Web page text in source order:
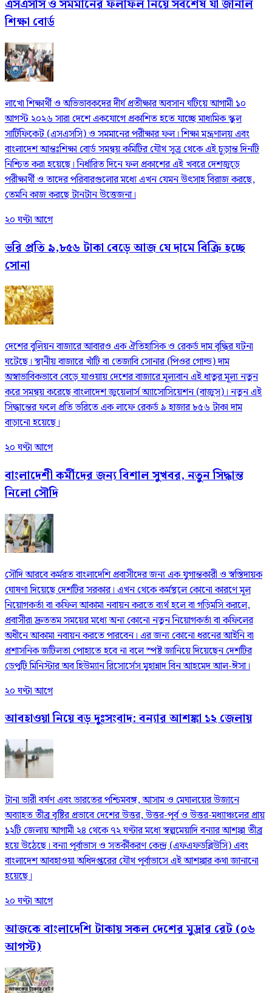
এসএসসি ও সমমানের ফলাফল নিয়ে সর্বশেষ যা জানাল
শিক্ষা বোর্ড
লাখো শিক্ষার্থী ও অভিভাবকদের দীর্ঘ প্রতীক্ষার অবসান ঘটিয়ে আগামী ১০
আগস্ট ২০২৬ সারা দেশে একযোগে প্রকাশিত হতে যাচ্ছে মাধ্যমিক স্কুল
সার্টিফিকেট (এসএসসি) ও সমমানের পরীক্ষার ফল। শিক্ষা মন্ত্রণালয় এবং
বাংলাদেশ আন্তঃশিক্ষা বোর্ড সমন্বয় কমিটির যৌথ সূত্র থেকে এই চূড়ান্ত দিনটি
নিশ্চিত করা হয়েছে। নির্ধারিত দিনে ফল প্রকাশের এই খবরে দেশজুড়ে
পরীক্ষার্থী ও তাদের পরিবারগুলোর মধ্যে এখন যেমন উৎসাহ বিরাজ করছে,
তেমনি কাজ করছে টানটান উত্তেজনা।
২০ ঘণ্টা আগে
ভরি প্রতি ৯,৮৫৬ টাকা বেড়ে আজ যে দামে বিক্রি হচ্ছে
সোনা
দেশের বুলিয়ন বাজারে আবারও এক ঐতিহাসিক ও রেকর্ড দাম বৃদ্ধির ঘটনা
ঘটেছে। স্থানীয় বাজারে খাঁটি বা তেজাবি সোনার (পিওর গোল্ড) দাম
অস্বাভাবিকভাবে বেড়ে যাওয়ায় দেশের বাজারে মূল্যবান এই ধাতুর মূল্য নতুন
করে সমন্বয় করেছে বাংলাদেশ জুয়েলার্স অ্যাসোসিয়েশন (বাজুস)। নতুন এই
সিদ্ধান্তের ফলে প্রতি ভরিতে এক লাফে রেকর্ড ৯ হাজার ৮৫৬ টাকা দাম
বাড়ানো হয়েছে।
২০ ঘণ্টা আগে
বাংলাদেশী কর্মীদের জন্য বিশাল সুখবর, নতুন সিদ্ধান্ত
নিলো সৌদি
সৌদি আরবে কর্মরত বাংলাদেশি প্রবাসীদের জন্য এক যুগান্তকারী ও স্বস্তিদায়ক
ঘোষণা দিয়েছে দেশটির সরকার। এখন থেকে কর্মস্থলে কোনো কারণে মূল
নিয়োগকর্তা বা কফিল আকামা নবায়ন করতে ব্যর্থ হলে বা গড়িমসি করলে,
প্রবাসীরা দ্রুততম সময়ের মধ্যে অন্য কোনো নতুন নিয়োগকর্তা বা কফিলের
অধীনে আকামা নবায়ন করতে পারবেন। এর জন্য কোনো ধরনের আইনি বা
প্রশাসনিক জটিলতা পোহাতে হবে না বলে স্পষ্ট জানিয়ে দিয়েছেন দেশটির
ডেপুটি মিনিস্টার অব হিউম্যান রিসোর্সেস মুহান্নাদ বিন আহমেদ আল-ঈসা।
২০ ঘণ্টা আগে
আবহাওয়া নিয়ে বড় দুঃসংবাদ: বন্যার আশঙ্কা ১২ জেলায়
টানা ভারী বর্ষণ এবং ভারতের পশ্চিমবঙ্গ, আসাম ও মেঘালয়ের উজানে
অব্যাহত তীব্র বৃষ্টির প্রভাবে দেশের উত্তর, উত্তর-পূর্ব ও উত্তর-মধ্যাঞ্চলের প্রায়
১২টি জেলায় আগামী ২৪ থেকে ৭২ ঘণ্টার মধ্যে স্বল্পমেয়াদি বন্যার আশঙ্কা তীব্র
হয়ে উঠেছে। বন্যা পূর্বাভাস ও সতর্কীকরণ কেন্দ্র (এফএফডব্লিউসি) এবং
বাংলাদেশ আবহাওয়া অধিদপ্তরের যৌথ পূর্বাভাসে এই আশঙ্কার কথা জানানো
হয়েছে।
২০ ঘণ্টা আগে
আজকে বাংলাদেশি টাকায় সকল দেশের মুদ্রার রেট (০৬
আগস্ট)